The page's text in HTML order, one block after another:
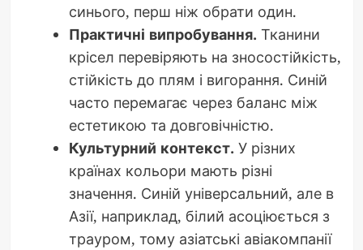
синього, перш ніж обрати один.
Практичні випробування. Тканини
крісел перевіряють на зносостійкість,
стійкість до плям і вигорання. Синій
часто перемагає через баланс між
естетикою та довговічністю.
Культурний контекст. У різних
країнах кольори мають різні
значення. Синій універсальний, але в
Азії, наприклад, білий асоціюється з
трауром, тому азіатські авіакомпанії